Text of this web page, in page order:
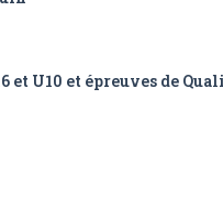
et U10 et épreuves de